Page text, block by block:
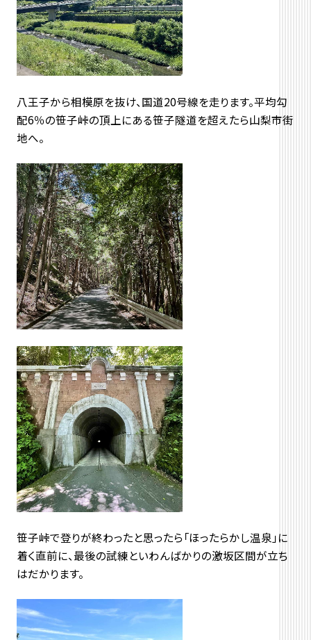
八王子から相模原を抜け、国道20号線を走ります。平均勾
配6％の笹子峠の頂上にある笹子隧道を超えたら山梨市街
地へ。
笹子峠で登りが終わったと思ったら「ほったらかし温泉」に
着く直前に、最後の試練といわんばかりの激坂区間が立ち
はだかります。